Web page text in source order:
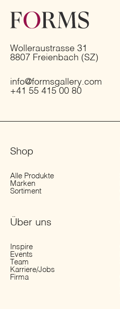
Wolleraustrasse 31
8807 Freienbach (SZ)
info@formsgallery.com
+41 55 415 00 80
Shop
Alle Produkte
Marken
Sortiment
Über uns
Inspire
Events
Team
Karriere/Jobs
Firma